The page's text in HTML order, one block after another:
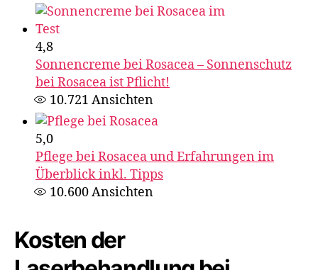
4,8
Sonnencreme bei Rosacea – Sonnenschutz
bei Rosacea ist Pflicht​!
10.721 Ansichten
5,0
Pflege bei Rosacea und Erfahrungen im
Überblick inkl. Tipps
10.600Ansichten
Kosten der